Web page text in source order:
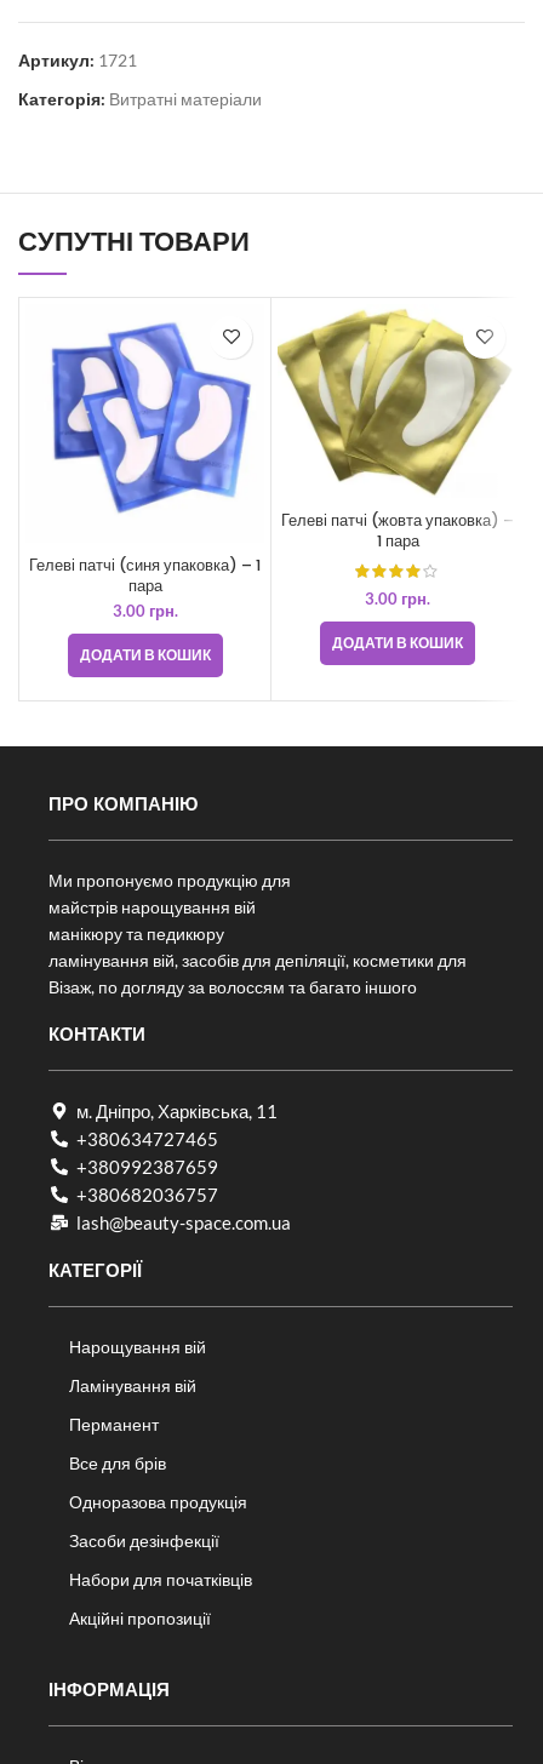
Артикул: 1721
Категорія: Витратні матеріали
СУПУТНІ ТОВАРИ
Гелеві патчі (синя упаковка) – 1
пара
3.00 грн.
ДОДАТИ В КОШИК
Гелеві патчі (жовта упаковка) –
1 пара
3.00 грн.
ДОДАТИ В КОШИК
ПРО КОМПАНІЮ
Ми пропонуємо продукцію для
майстрів нарощування вій
манікюру та педикюру
ламінування вій, засобів для депіляції, косметики для
Візаж, по догляду за волоссям та багато іншого
КОНТАКТИ
м. Дніпро, Харківська, 11
+380634727465
+380992387659
+380682036757​
lash@beauty-space.com.ua
КАТЕГОРІЇ
Нарощування вій
Ламінування вій
Перманент
Все для брів
Одноразова продукція
Засоби дезінфекції
Набори для початківців
Акційні пропозиції
ІНФОРМАЦІЯ